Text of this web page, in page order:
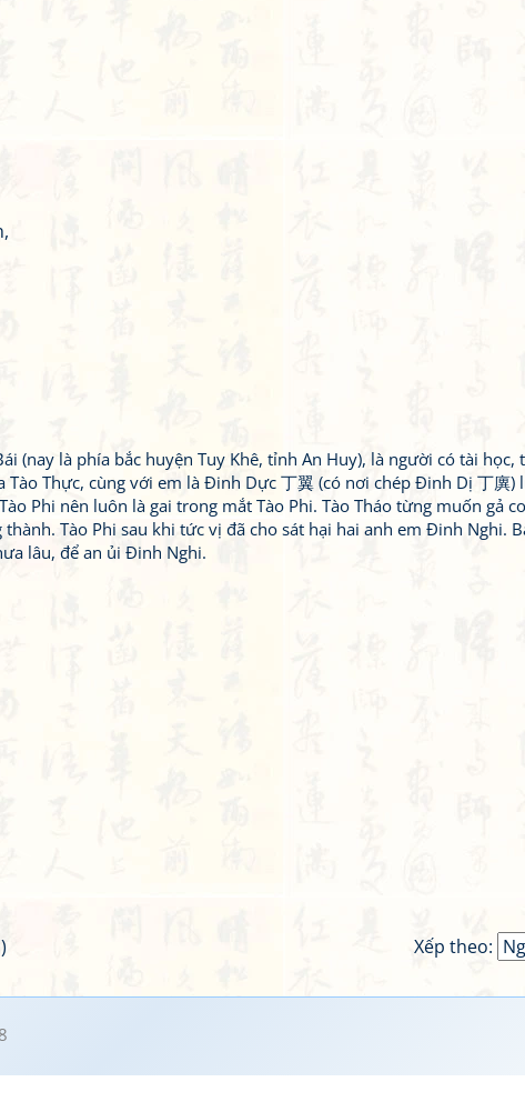
(nay là phía bắc huyện Tuy Khê, tỉnh An Huy), là người có tài học,
Thực, cùng với em là Đinh Dực 丁翼 (có nơi chép Đinh Dị 丁廙)
Phi nên luôn là gai trong mắt Tào Phi. Tào Tháo từng muốn gả
Tào Phi sau khi tức vị đã cho sát hại hai anh em Đinh Nghi.
lâu, để an ủi Đinh Nghi.
Xếp theo: